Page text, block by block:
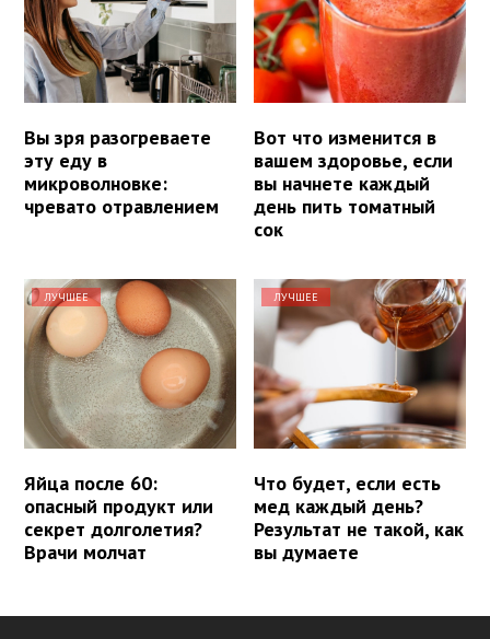
Вы зря разогреваете
эту еду в
микроволновке:
чревато отравлением
Вот что изменится в
вашем здоровье, если
вы начнете каждый
день пить томатный
сок
ЛУЧШЕЕ
Яйца после 60:
опасный продукт или
секрет долголетия?
Врачи молчат
ЛУЧШЕЕ
Что будет, если есть
мед каждый день?
Результат не такой, как
вы думаете